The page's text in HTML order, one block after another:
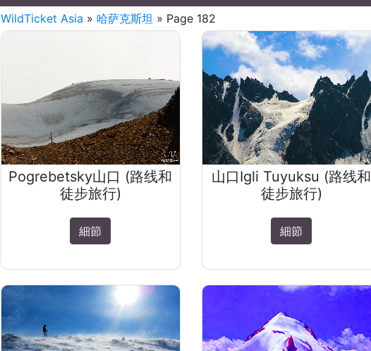
WildTicket Asia » 哈萨克斯坦 » Page 182
Pogrebetsky山口 (路线和
徒步旅行)
細節
山口Igli Tuyuksu (路线和
徒步旅行)
細節